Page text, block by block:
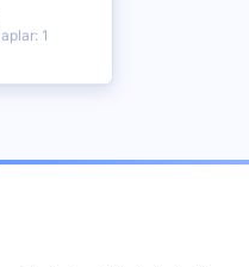
1